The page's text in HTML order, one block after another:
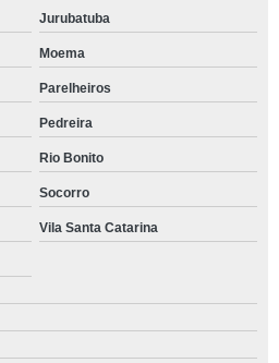
Jurubatuba
Moema
Parelheiros
Pedreira
Rio Bonito
Socorro
Vila Santa Catarina